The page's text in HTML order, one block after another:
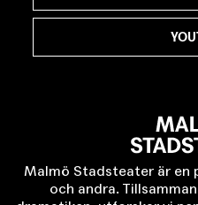
Malmö Stadsteater är en
och andra.